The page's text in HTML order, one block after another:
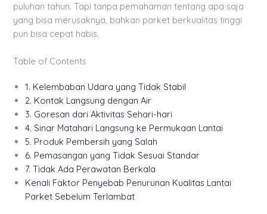
puluhan tahun. Tapi tanpa pemahaman tentang apa saja
yang bisa merusaknya, bahkan parket berkualitas tinggi
pun bisa cepat habis.
Table of Contents
1. Kelembaban Udara yang Tidak Stabil
2. Kontak Langsung dengan Air
3. Goresan dari Aktivitas Sehari-hari
4. Sinar Matahari Langsung ke Permukaan Lantai
5. Produk Pembersih yang Salah
6. Pemasangan yang Tidak Sesuai Standar
7. Tidak Ada Perawatan Berkala
Kenali Faktor Penyebab Penurunan Kualitas Lantai
Parket Sebelum Terlambat